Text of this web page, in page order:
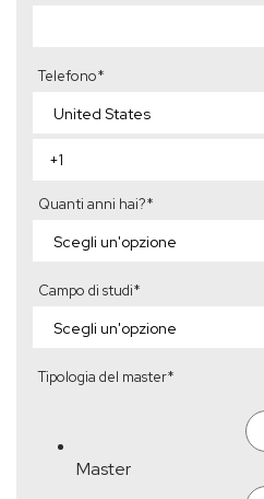
Telefono*
Quanti anni hai?*
Campo di studi*
Tipologia del master*
Master